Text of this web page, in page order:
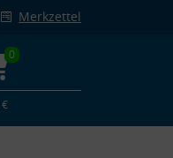
Merkzettel
0